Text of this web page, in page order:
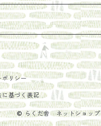
本から探す
ポリシー
基づく表記
© らくだ舎 ネットショップ